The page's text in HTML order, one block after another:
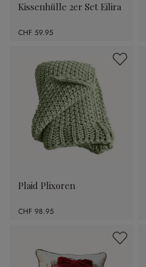
Kissenhülle 2er Set Eilira
CHF 59.95
Plaid Plixoren
CHF 98.95